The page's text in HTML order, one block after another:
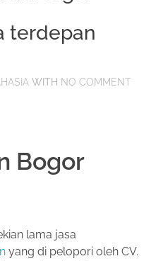
terdepan
WITH NO COMMENT
Bogor
lama jasa
yang di pelopori oleh CV.